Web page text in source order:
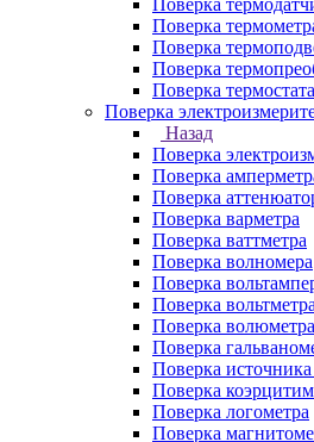
Поверка
Поверка
Поверка
Поверка
Поверка термостата
Поверка
Назад
Поверка
Поверка
Поверка
Поверка варметра
Поверка ваттметра
Поверка волномера
Поверка
Поверка вольтметра
Поверка волюметра
Поверка
Поверка
Поверка
Поверка логометра
Поверка